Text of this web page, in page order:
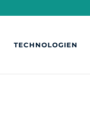
TECHNOLOGIEN